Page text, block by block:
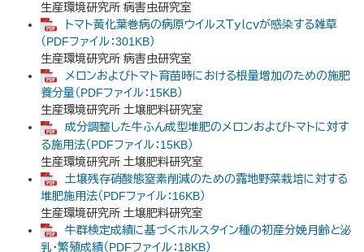
生産環境研究所 病害虫研究室
トマト黄化葉巻病の病原ウイルスＴｙｌｃｖが感染する雑草
（PDFファイル：301KB）
生産環境研究所 病害虫研究室
メロンおよびトマト育苗時における根量増加のための施肥
養分量（PDFファイル：15KB）
生産環境研究所 土壌肥料研究室
成分調整した牛ふん成型堆肥のメロンおよびトマトに対す
る施用法（PDFファイル：15KB）
生産環境研究所 土壌肥料研究室
土壌残存硝酸態窒素削減のための露地野菜栽培に対する
堆肥施用法（PDFファイル：16KB）
生産環境研究所 土壌肥料研究室
牛群検定成績に基づくホルスタイン種の初産分娩月齢と泌
乳・繁殖成績（PDFファイル：18KB）